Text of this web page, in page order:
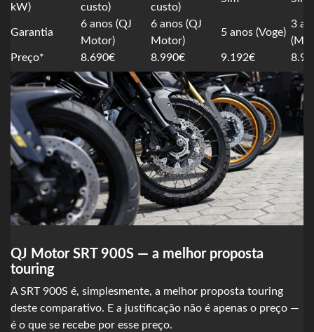
kW) custo) custo)
Garantia
6 anos (QJ
Motor)
6 anos (QJ
Motor)
5 anos (Voge)
3
Preço*
8.690€ 8.990€ 9.192€
QJ Motor SRT 900S — a melhor proposta
touring
A SRT 900S é, simplesmente, a melhor proposta touring
deste comparativo. E a justificação não é apenas o preço —
é o que se recebe por esse preço.